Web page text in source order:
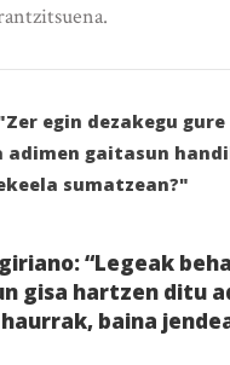
egin dezakegu gure
adimen gaitasun
sumatzean?"
“Legeak
gisa hartzen ditu
baina